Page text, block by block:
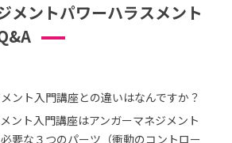
メントパワーハラスメント
ント入門講座との違いはなんですか？
ント入門講座はアンガーマネジメント
要な３つのパーツ（衝動のコントロー